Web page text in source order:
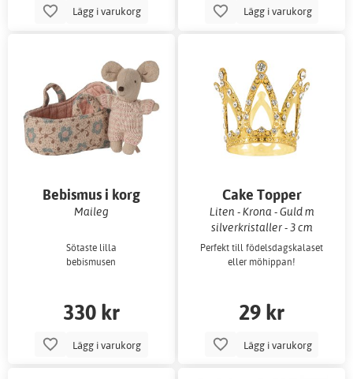
Lägg i varukorg Lägg i varukorg
Bebismus i korg
Maileg
Sötaste lilla
bebismusen
330 kr
Lägg i varukorg
Cake Topper
Liten - Krona - Guld m
silverkristaller - 3 cm
Perfekt till födelsdagskalaset
eller möhippan!
29 kr
Lägg i varukorg